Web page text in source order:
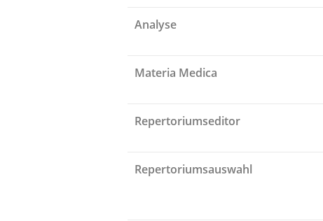
Analyse
Materia Medica
Repertoriumseditor
Repertoriumsauswahl